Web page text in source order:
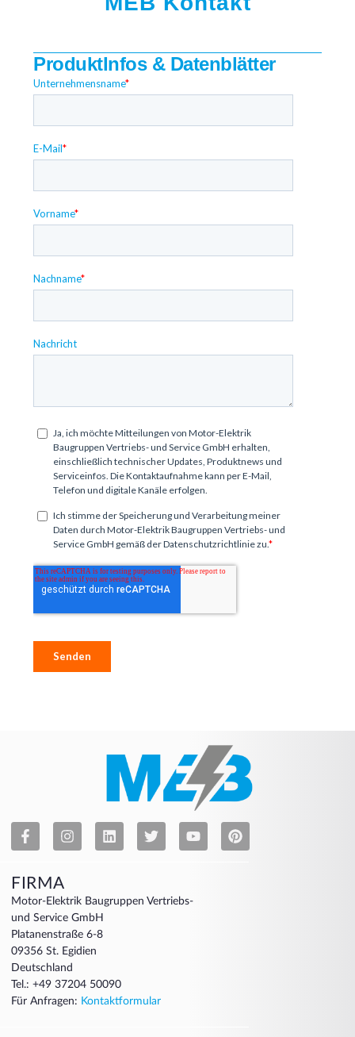
ProduktInfos & Datenblätter
FIRMA
Motor-Elektrik Baugruppen Vertriebs-
und Service GmbH
Platanenstraße 6-8
09356 St. Egidien
Deutschland
Tel.: +49 37204 50090
Für Anfragen: Kontaktformular